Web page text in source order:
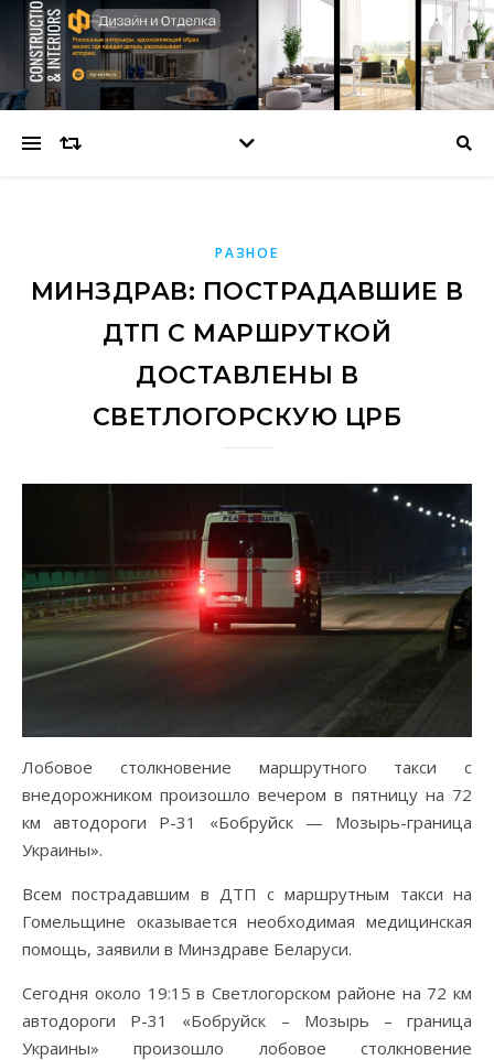
РАЗНОЕ
МИНЗДРАВ: ПОСТРАДАВШИЕ В
ДТП С МАРШРУТКОЙ
ДОСТАВЛЕНЫ В
СВЕТЛОГОРСКУЮ ЦРБ
Лобовое столкновение маршрутного такси с
внедорожником произошло вечером в пятницу на 72
км автодороги Р-31 «Бобруйск — Мозырь-граница
Украины».
Всем пострадавшим в ДТП с маршрутным такси на
Гомельщине оказывается необходимая медицинская
помощь, заявили в Минздраве Беларуси.
Сегодня около 19:15 в Светлогорском районе на 72 км
автодороги Р-31 «Бобруйск – Мозырь – граница
Украины» произошло лобовое столкновение